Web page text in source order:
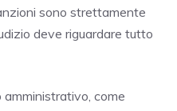
sono strettamente
deve riguardare tutto
come